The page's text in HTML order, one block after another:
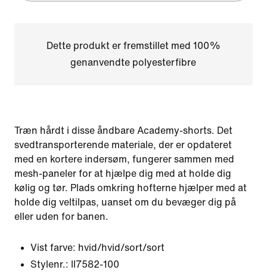
Dette produkt er fremstillet med 100%
genanvendte polyesterfibre
Træn hårdt i disse åndbare Academy-shorts. Det
svedtransporterende materiale, der er opdateret
med en kortere indersøm, fungerer sammen med
mesh-paneler for at hjælpe dig med at holde dig
kølig og tør. Plads omkring hofterne hjælper med at
holde dig veltilpas, uanset om du bevæger dig på
eller uden for banen.
Vist farve: hvid/hvid/sort/sort
Stylenr.:
II7582-100